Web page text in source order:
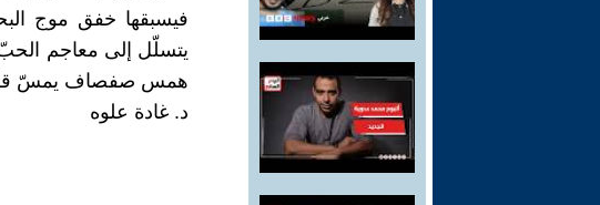
فيسبقها خفق موج
يتسلّل إلى معاجم
همس صفصاف يمسّ
د. غادة علوه